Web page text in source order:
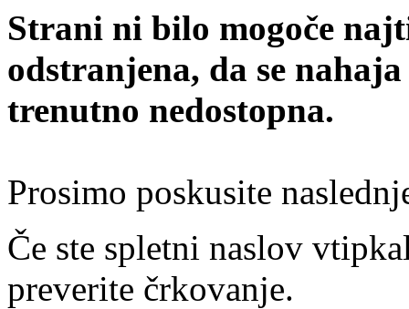
Strani ni bilo mogoče
odstranjena, da se
trenutno nedostopna.
Prosimo poskusite
Če ste spletni naslov
preverite črkovanje.